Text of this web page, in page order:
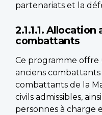
partenariats et la
2.1.1.1. Allocation
combattants
Ce programme offre
anciens combattants
combattants de la
civils admissibles,
personnes à charge